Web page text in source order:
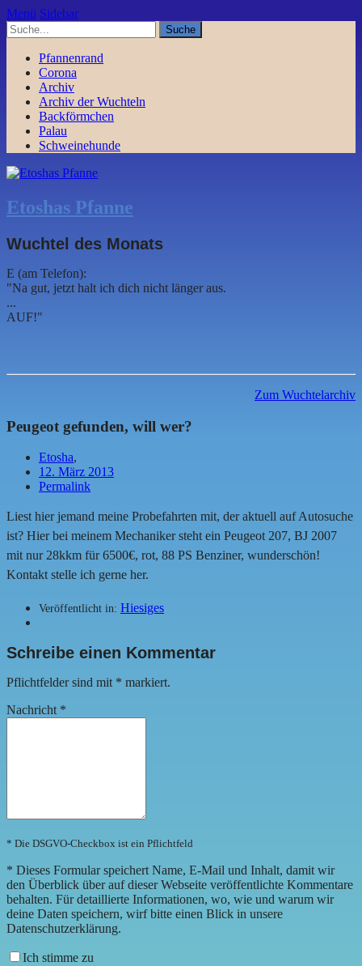
Menü Sidebar
Pfannenrand
Corona
Archiv
Archiv der Wuchteln
Backförmchen
Palau
Schweinehunde
Etoshas Pfanne
Wuchtel des Monats
E (am Telefon):
"Na gut, jetzt halt ich dich nicht länger aus.
...
AUF!"
Zum Wuchtelarchiv
Peugeot gefunden, will wer?
Etosha,
12. März 2013
Permalink
Liest hier jemand meine Probefahrten mit, der aktuell auf Autosuche
ist? Hier bei meinem Mechaniker steht ein Peugeot 207, BJ 2007
mit nur 28kkm für 6500€, rot, 88 PS Benziner, wunderschön!
Kontakt stelle ich gerne her.
Veröffentlicht in: Hiesiges
Schreibe einen Kommentar
Pflichtfelder sind mit * markiert.
Nachricht *
* Die DSGVO-Checkbox ist ein Pflichtfeld
* Dieses Formular speichert Name, E-Mail und Inhalt, damit wir
den Überblick über auf dieser Webseite veröffentlichte Kommentare
behalten. Für detaillierte Informationen, wo, wie und warum wir
deine Daten speichern, wirf bitte einen Blick in unsere
Datenschutzerklärung.
Ich stimme zu